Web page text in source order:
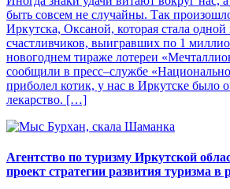
быть совсем не случайны. Так
Иркутска, Оксаной, которая стала одной
счастливчиков, выигравших по 1
новогоднем тираже лотереи
сообщили в пресс–службе
приболел котик, у нас в Иркутске было
лекарство. […]
Агентство по туризму Иркутской
проект стратегии развития туризма в